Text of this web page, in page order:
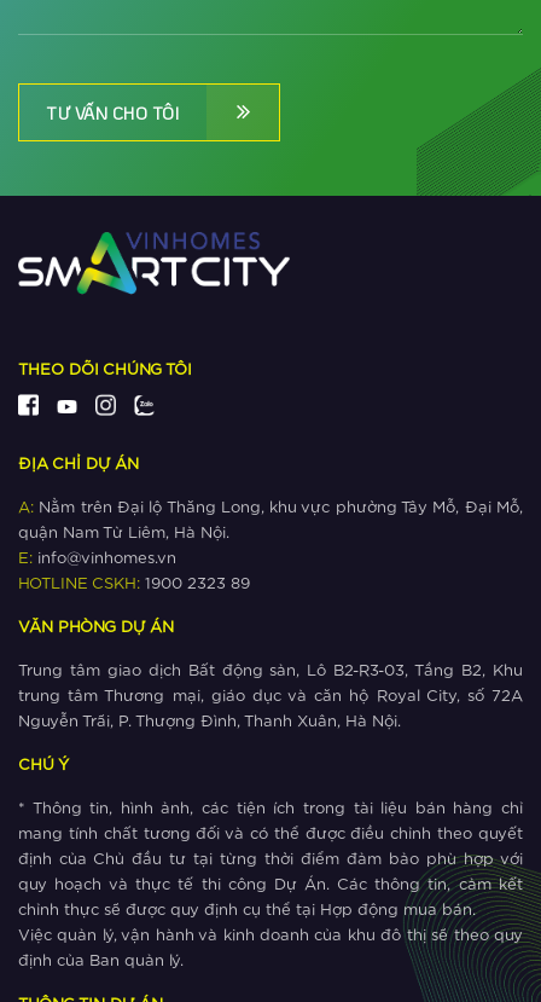
“hot” phía Tây Hà Nội?
Tại sao người Nhật chọn The
Metrolines làm ‘bến đỗ’ khi đổ vốn
Dự đoán tương lai của đô thị siêu
kết nối The Metrolines
Giá bất động sản ‘cận lộ kế metro’
leo thang như thế nào?
Xem thêm
The Metrolines – Yếu tố vàng thúc
đẩy thịnh vượng phía Tây Hà Nội
The Metrolines thu hút cộng đồng cư
dân quốc tế
Xem thêm
Lý do The Metrolines trở thành lựa
chọn số một của cộng đồng quốc tế
TƯ VẤN CHO TÔI
THEO DÕI CHÚNG TÔI
ĐỊA CHỈ DỰ ÁN
A: Nằm trên Đại lộ Thăng Long, khu vực phường Tây Mỗ, Đại Mỗ,
quận Nam Từ Liêm, Hà Nội.
E: info@vinhomes.vn
HOTLINE CSKH: 1900 2323 89
VĂN PHÒNG DỰ ÁN
Trung tâm giao dịch Bất động sản, Lô B2-R3-03, Tầng B2, Khu
trung tâm Thương mại, giáo dục và căn hộ Royal City, số 72A
Nguyễn Trãi, P. Thượng Đình, Thanh Xuân, Hà Nội.
CHÚ Ý
* Thông tin, hình ảnh, các tiện ích trong tài liệu bán hàng chỉ
mang tính chất tương đối và có thể được điều chỉnh theo quyết
định của Chủ đầu tư tại từng thời điểm đảm bảo phù hợp với
quy hoạch và thực tế thi công Dự Án. Các thông tin, cảm kết
chỉnh thực sẽ được quy định cụ thể tại Hợp động mua bán.
Việc quản lý, vận hành và kinh doanh của khu đô thị sẽ theo quy
định của Ban quản lý.